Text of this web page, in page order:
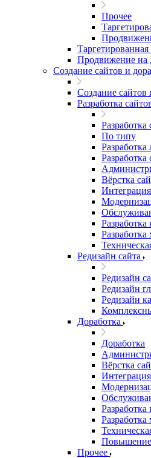
Прочее
Таргетированная
Продвижение на
Создание сайтов и
Создание сайтов
Разработка
Разработка
По типу
Разработка
Разработка
Вёрстка
Разработка
Разработка
Редизайн сайта
Редизайн
Редизайн
Редизайн
Доработка
Доработка
Вёрстка
Разработка
Разработка
Повышение
Прочее